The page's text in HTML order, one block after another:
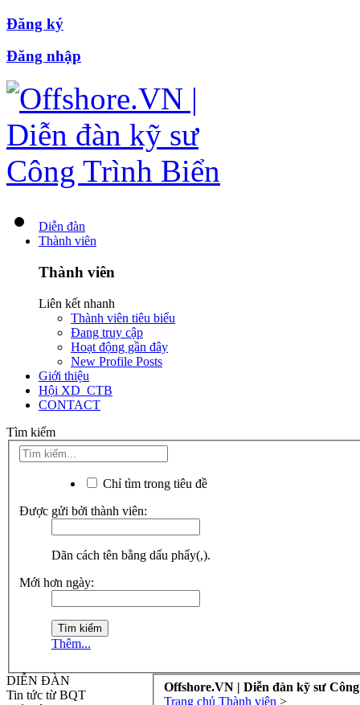
Đăng ký
Đăng nhập
Diễn đàn
Thành viên
Thành viên
Liên kết nhanh
Thành viên tiêu biểu
Đang truy cập
Hoạt động gần đây
New Profile Posts
Giới thiệu
Hội XD_CTB
CONTACT
Tìm kiếm
Chỉ tìm trong tiêu đề
Được gửi bởi thành viên:
Dãn cách tên bằng dấu phẩy(,).
Mới hơn ngày:
Thêm...
DIỄN ĐÀN
Tin tức từ BQT
Offshore.VN | Diễn đàn kỹ sư
Trang chủ Thành viên >